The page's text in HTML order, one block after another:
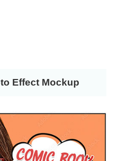
Effect Mockup